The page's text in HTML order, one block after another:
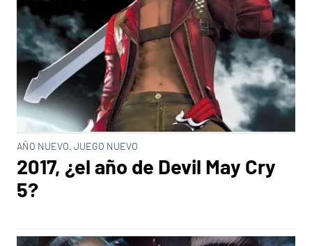
AÑO NUEVO, JUEGO NUEVO
2017, ¿el año de Devil May Cry
5?